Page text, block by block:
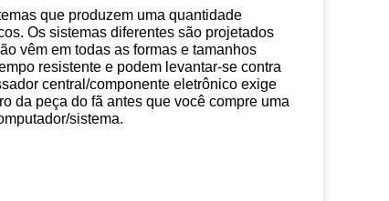
que produzem uma quantidade
Os sistemas diferentes são projetados
vêm em todas as formas e tamanhos
resistente e podem levantar-se contra
central/componente eletrônico exige
da peça do fã antes que você compre uma
sistema.